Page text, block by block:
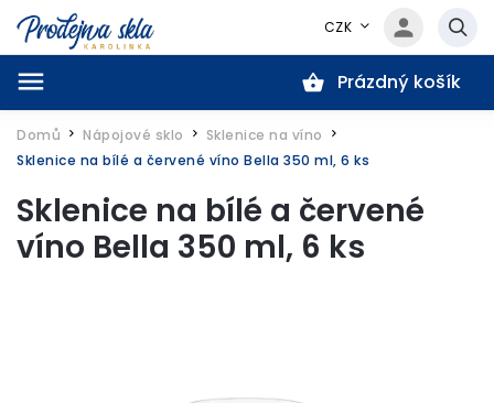
CZK
Prázdný košík
Domů / Nápojové sklo / Sklenice na víno /
Sklenice na bílé a červené víno Bella 350 ml, 6 ks
Sklenice na bílé a červené
víno Bella 350 ml, 6 ks